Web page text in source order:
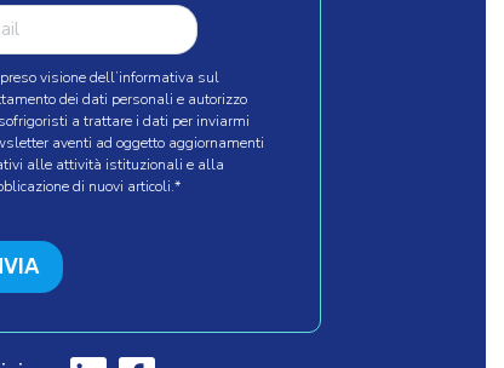
visione dell’informativa sul
dei dati personali e autorizzo
a trattare i dati per inviarmi
aventi ad oggetto aggiornamenti
alle attività istituzionali e alla
di nuovi articoli.*